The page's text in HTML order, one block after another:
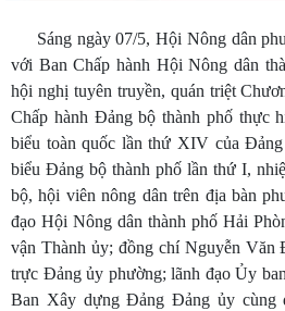
Sáng ngày 07/5, Hội Nông dân
với Ban Chấp hành Hội Nông dân
hội nghị tuyên truyền, quán triệt
Chấp hành Đảng bộ thành phố thực
biểu toàn quốc lần thứ XIV của
biểu Đảng bộ thành phố lần thứ I,
bộ, hội viên nông dân trên địa bàn
đạo Hội Nông dân thành phố Hải
vận Thành ủy; đồng chí Nguyễn
trực Đảng ủy phường; lãnh đạo Ủy
Ban Xây dựng Đảng Đảng ủy cùng